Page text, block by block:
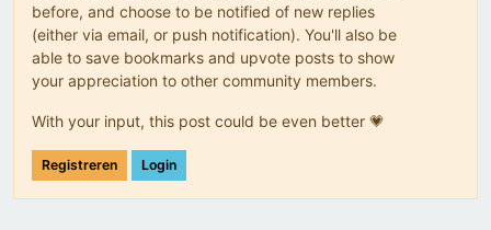
before, and choose to be notified of new replies
(either via email, or push notification). You'll also be
able to save bookmarks and upvote posts to show
your appreciation to other community members.
With your input, this post could be even better 💗
Registreren Login